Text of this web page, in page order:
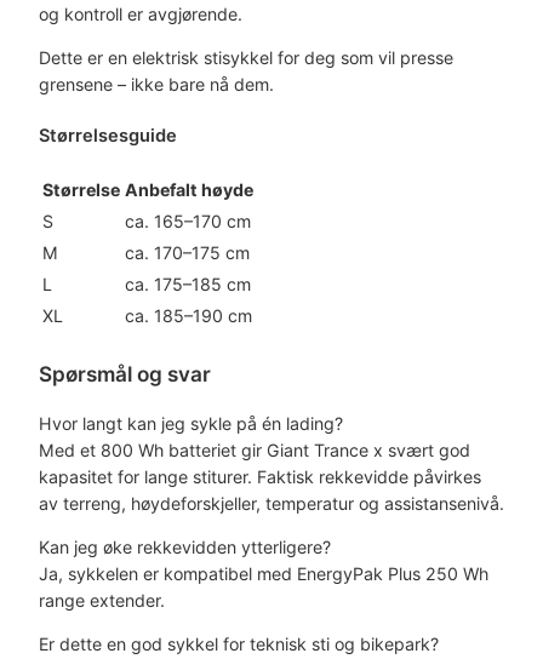
og kontroll er avgjørende.
Dette er en elektrisk stisykkel for deg som vil presse
grensene – ikke bare nå dem.
Størrelsesguide
Størrelse Anbefalt høyde
S
ca. 165–170 cm
M
ca. 170–175 cm
L
ca. 175–185 cm
XL
ca. 185–190 cm
Spørsmål og svar
Hvor langt kan jeg sykle på én lading?
Med et 800 Wh batteriet gir Giant Trance x svært god
kapasitet for lange stiturer. Faktisk rekkevidde påvirkes
av terreng, høydeforskjeller, temperatur og assistansenivå.
Kan jeg øke rekkevidden ytterligere?
Ja, sykkelen er kompatibel med EnergyPak Plus 250 Wh
range extender.
Er dette en god sykkel for teknisk sti og bikepark?